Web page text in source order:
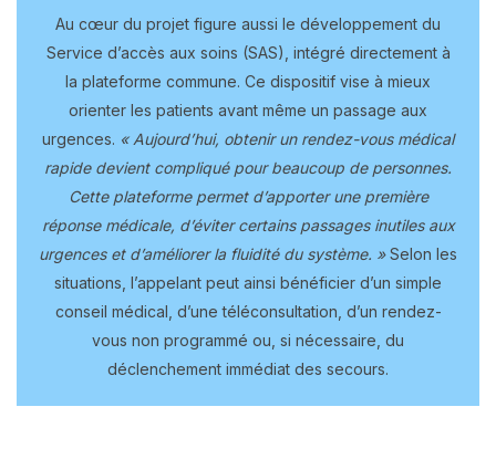
Au cœur du projet figure aussi le développement du
Service d’accès aux soins (SAS), intégré directement à
la plateforme commune. Ce dispositif vise à mieux
orienter les patients avant même un passage aux
urgences. « Aujourd’hui, obtenir un rendez-vous médical
rapide devient compliqué pour beaucoup de personnes.
Cette plateforme permet d’apporter une première
réponse médicale, d’éviter certains passages inutiles aux
urgences et d’améliorer la fluidité du système. »Selon les
situations, l’appelant peut ainsi bénéficier d’un simple
conseil médical, d’une téléconsultation, d’un rendez-
vous non programmé ou, si nécessaire, du
déclenchement immédiat des secours.